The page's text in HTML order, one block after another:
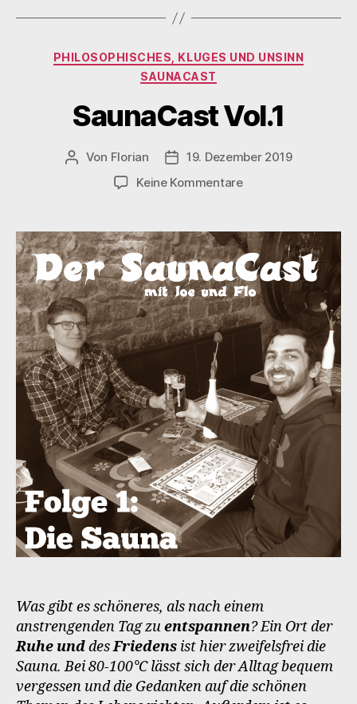
Kategorien
PHILOSOPHISCHES, KLUGES UND UNSINN
SAUNACAST
SaunaCast Vol.1
Beitragsautor
Von Florian Veröffentlichungsdatum
19. Dezember 2019
Keine Kommentarezu
Was gibt es schöneres, als nach einem
anstrengenden Tag zuentspannen? Ein Ort der
Ruhe unddesFriedens ist hier zweifelsfrei die
Sauna. Bei 80-100°C lässt sich der Alltag bequem
vergessen und die Gedanken auf die schönen